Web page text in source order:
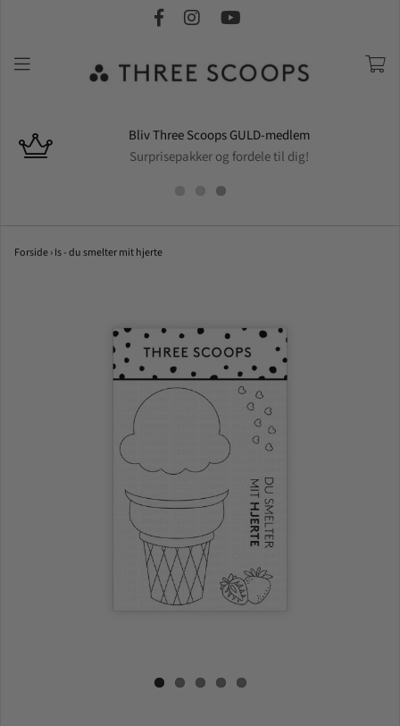
Bliv Three Scoops GULD-medlem
Surprisepakker og fordele til dig!
Forside›Is - du smelter mit hjerte